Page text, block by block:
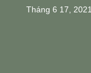
Tháng 6 17, 2021